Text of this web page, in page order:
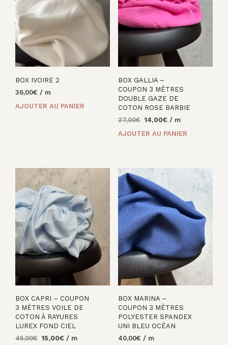
BOX IVOIRE 2
36,00€ / m
AJOUTER AU PANIER
BOX GALLIA –
COUPON 3 MÈTRES
DOUBLE GAZE DE
COTON ROSE BARBIE
27,00€ Le
14,00€Le/ m
AJOUTER AU PANIER
BOX CAPRI – COUPON
3 MÈTRES VOILE DE
COTON À RAYURES
LUREX FOND CIEL
45,00€ Le
15,00€Le/ m
BOX MARINA –
COUPON 3 MÈTRES
POLYESTER SPANDEX
UNI BLEU OCÉAN
40,00€ / m